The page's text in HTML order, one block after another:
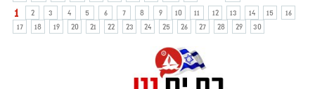
1 2 3 4 5 6 7 8 9 10 11 12 13 14 15
16
17
18 19 20 21 22 23 24 25 26 27 28 29 30